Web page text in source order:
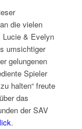
die vielen
Lucie & Evelyn
umsichtiger
gelungenen
Spieler
halten“ freute
das
der SAV
.